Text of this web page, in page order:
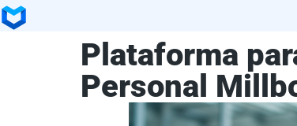
Plataforma
Personal